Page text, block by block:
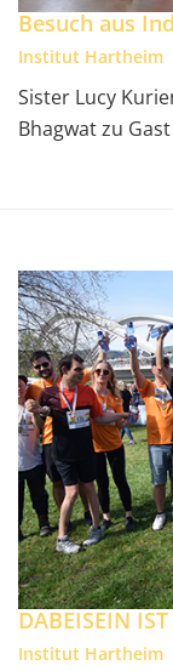
Besuch aus
Institut Hartheim
Sister Lucy
Bhagwat zu
DABEISEIN IST
Institut Hartheim